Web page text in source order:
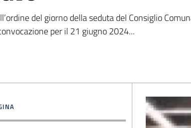
del giorno della seduta del Consiglio
per il 21 giugno 2024...